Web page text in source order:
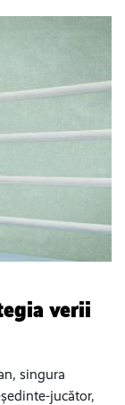
verii
singura
jucător,